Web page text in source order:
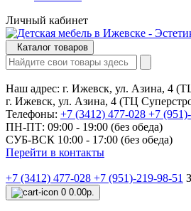
Личный кабинет
Каталог товаров
Наш адрес: г. Ижевск, ул. Азина, 4
г. Ижевск, ул. Азина, 4 (ТЦ
Телефоны: +7 (3412) 477-028 +7
ПН-ПТ: 09:00 - 19:00 (без обеда)
СУБ-ВСК 10:00 - 17:00 (без обеда)
Перейти в контакты
+7 (3412) 477-028 +7 (951)-219-98-51
0 0.00р.